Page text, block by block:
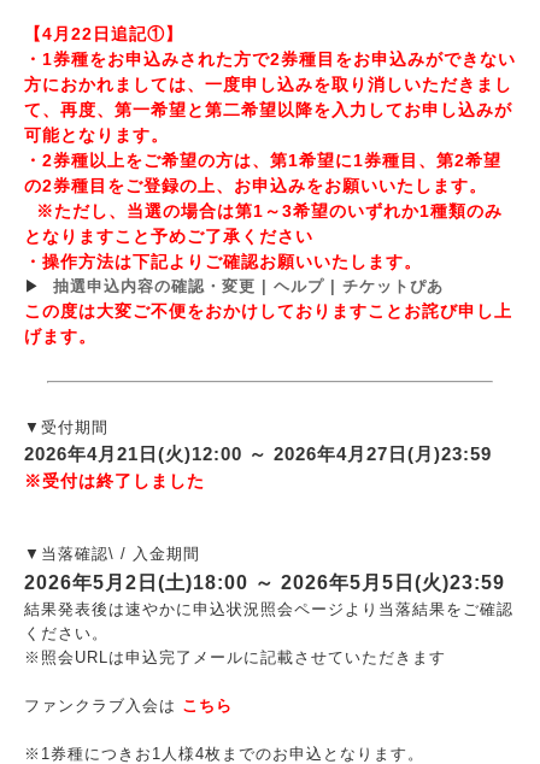
【4月22日追記①】
・1券種をお申込みされた方で2券種目をお申込みができない
方におかれましては、一度申し込みを取り消しいただきまし
て、再度、第一希望と第二希望以降を入力してお申し込みが
可能となります。
・2券種以上をご希望の方は、第1希望に1券種目、第2希望
の2券種目をご登録の上、お申込みをお願いいたします。
※ただし、当選の場合は第1～3希望のいずれか1種類のみ
となりますこと予めご了承ください
・操作方法は下記よりご確認お願いいたします。
▶ 抽選申込内容の確認・変更 | ヘルプ | チケットぴあ
この度は大変ご不便をおかけしておりますことお詫び申し上
げます。
▼受付期間
2026年4月21日(火)12:00 ～ 2026年4月27日(月)23:59
※受付は終了しました
▼当落確認\ / 入金期間
2026年5月2日(土)18:00 ～ 2026年5月5日(火)23:59
結果発表後は速やかに申込状況照会ページより当落結果をご確認
ください。
※照会URLは申込完了メールに記載させていただきます
ファンクラブ入会は こちら
※1券種につきお1人様4枚までのお申込となります。